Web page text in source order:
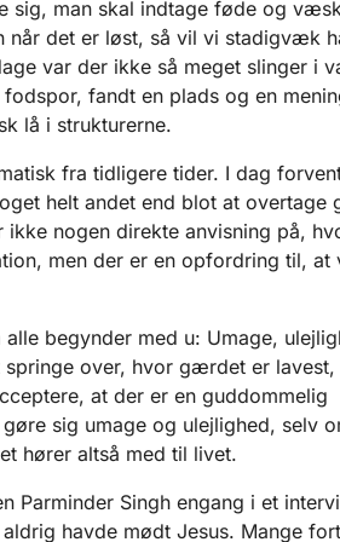
sig, man skal indtage føde og
når det er løst, så vil vi stadigvæk
var der ikke så meget slinger i
fandt en plads og en
lå i strukturerne.
fra tidligere tider. I dag
helt andet end blot at overtage
nogen direkte anvisning på,
men der er en opfordring til, at
begynder med u: Umage,
over, hvor gærdet er lavest,
at der er en guddommelig
sig umage og ulejlighed, selv
hører altså med til livet.
Singh engang i et
havde mødt Jesus. Mange